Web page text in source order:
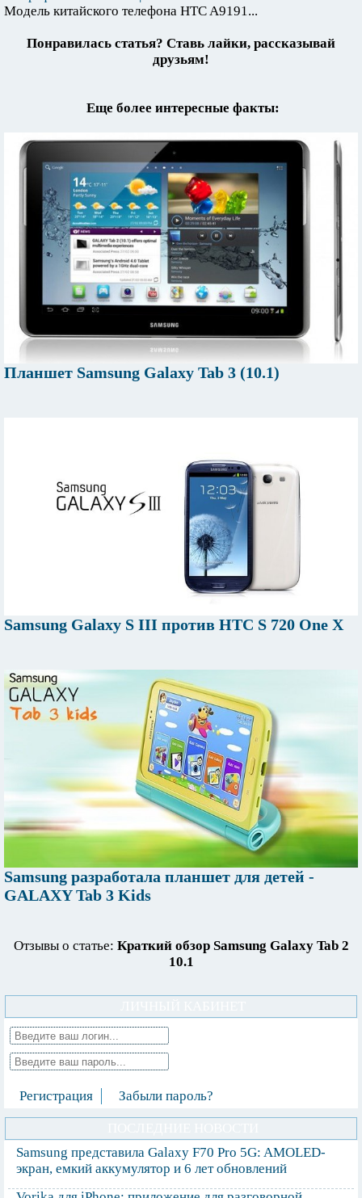
Модель китайского телефона HTC A9191...
Понравилась статья? Ставь лайки, рассказывай
друзьям!
Еще более интересные факты:
Планшет Samsung Galaxy Tab 3 (10.1)
Samsung Galaxy S III против HTC S 720 One X
Samsung разработала планшет для детей -
GALAXY Tab 3 Kids
Отзывы о статье: Краткий обзор Samsung Galaxy Tab 2
10.1
Регистрация Забыли пароль?
Samsung представила Galaxy F70 Pro 5G: AMOLED-
экран, емкий аккумулятор и 6 лет обновлений